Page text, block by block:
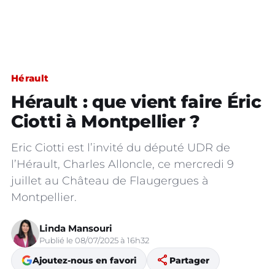
Hérault
Hérault : que vient faire Éric
Ciotti à Montpellier ?
Eric Ciotti est l’invité du député UDR de
l’Hérault, Charles Alloncle, ce mercredi 9
juillet au Château de Flaugergues à
Montpellier.
Linda Mansouri
Publié le 08/07/2025 à 16h32
Ajoutez-nous en favori share Partager